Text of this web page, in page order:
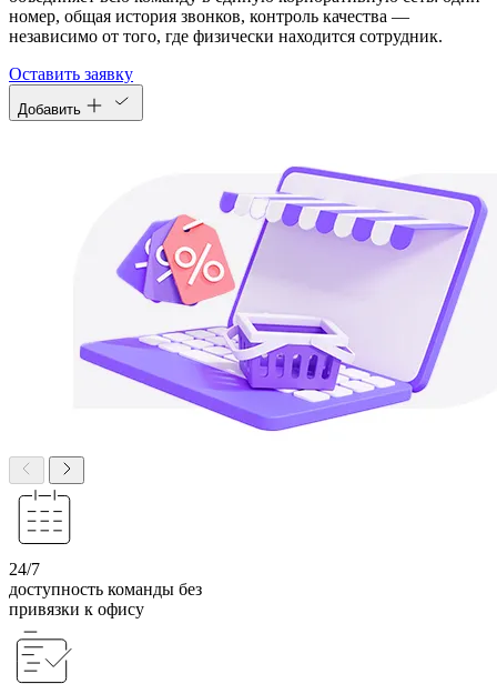
номер, общая история звонков, контроль качества —
независимо от того, где физически находится сотрудник.
Оставить заявку
Добавить
24/7
доступность команды без
привязки к офису